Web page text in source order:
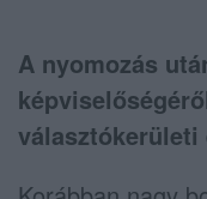
A nyomozás
választókerületi